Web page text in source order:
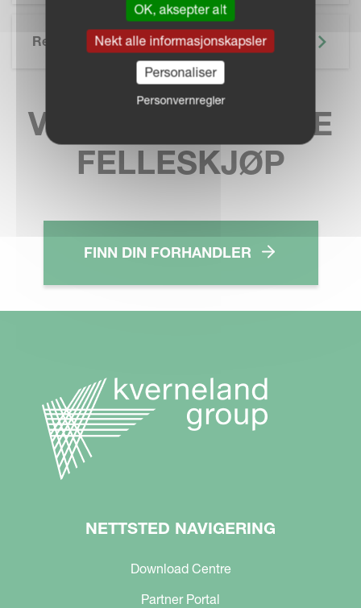
Related
VELG DITT LOKALE
FELLESKJØP
FINN DIN FORHANDLER
NETTSTED NAVIGERING
Download Centre
Partner Portal
OK, aksepter alt
Nekt alle informasjonskapsler
Personaliser
Personvernregler